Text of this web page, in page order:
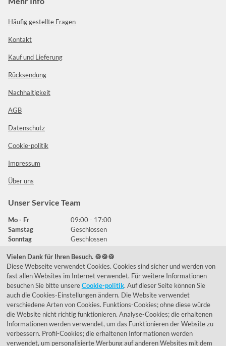
Häufig gestellte Fragen
Kontakt
Kauf und Lieferung
Rücksendung
Nachhaltigkeit
AGB
Datenschutz
Cookie-politik
Impressum
Über uns
Unser Service Team
Mo - Fr
09:00 - 17:00
Samstag
Geschlossen
Sonntag
Geschlossen
Häufig gestellte Fragen
039292 - 678215
de@lumidora.com
Vielen Dank für Ihren Besuch. 🍪🍪🍪
Diese Webseite verwendet Cookies. Cookies sind sicher und werden von
fast allen Websites im Internet verwendet. Für weitere Informationen
besuchen Sie bitte unsereCookie-politik. Auf dieser Seite können Sie
auch die Cookies-Einstellungen ändern. Die Website verwendet
verschiedene Arten von Cookies. Funktions-Cookies; ohne diese würde
die Website nicht richtig funktionieren. Analyse-Cookies; die erhaltenen
Informationen werden verwendet, um das Funktionieren der Website zu
verbessern. Profil-Cookies; die erhaltenen Informationen werden
verwendet, um personalisierte Werbung auf anderen Websites mit dem